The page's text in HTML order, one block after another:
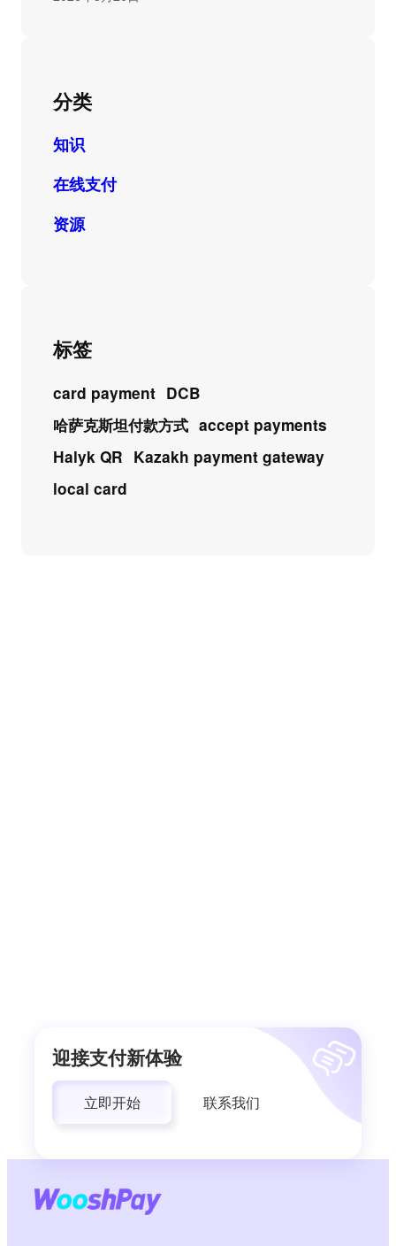
分类
知识
在线支付
资源
标签
card payment DCB
哈萨克斯坦付款方式 accept payments
Halyk QR Kazakh payment gateway
local card
迎接支付新体验
立即开始 联系我们